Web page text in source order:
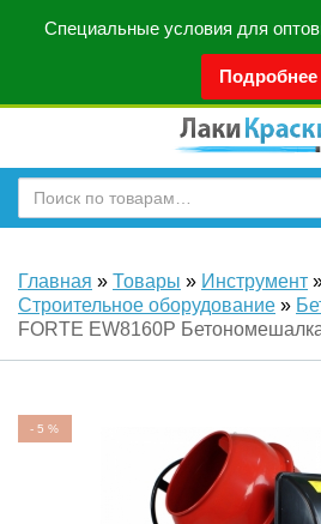
Специальные условия для
Подробнее
Главная » Товары » Инструмент
Строительное оборудование »
FORTE EW8160P
-5%